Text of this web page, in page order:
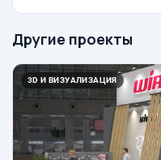
Другие проекты
3D И ВИЗУАЛИЗАЦИЯ